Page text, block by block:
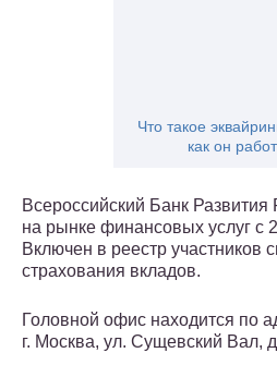
Что такое
как он
Всероссийский Банк Развития
на рынке финансовых услуг с
Включен в реестр участников
страхования вкладов.
Головной офис находится по
г. Москва, ул. Сущевский Вал,